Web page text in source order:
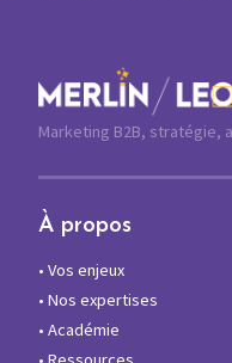
Marketing B2B, stratégie,
À propos
• Vos enjeux
• Nos expertises
• Académie